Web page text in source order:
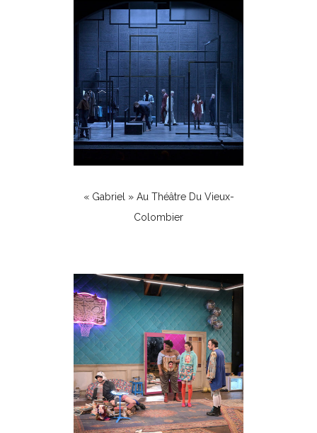
« Gabriel » Au Théâtre Du Vieux-
Colombier